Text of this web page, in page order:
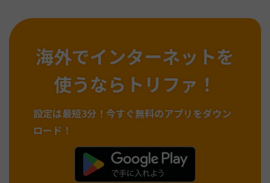
海外でインターネットを
使うならトリファ！
設定は最短3分！ 今すぐ無料のアプリをダウン
ロード！